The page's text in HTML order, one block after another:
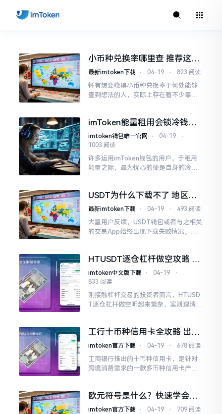
小币种兑换率哪里查 推荐这4
个实用渠道
最新imtoken下载 ⋅ 04-19 ⋅ 823 阅读
怀有想要晓得小币种兑换率于何处能够
查到想法的人，实际上存在着不少靠谱
imToken能量租用会锁冷钱包
吗 实测真相
imtoken钱包唯一官网 ⋅ 04-19
⋅
1003 阅读
许多运用imToken钱包的用户，于租用
能量之际，最为忧心的便是自身的冷钱
“钱包控制权”这两个概念。简言之
USDT为什么下载不了 地区限
制和系统版本是主因
最新imtoken下载 ⋅ 04-19 ⋅ 493 阅读
大量用户反馈，USDT钱包或者与之相关
的交易App始终出现下载失败情况，这
有所关联
HTUSDT逐仓杠杆做空攻略 手
把手教你操作
imtoken中文版下载 ⋅ 04-19
⋅
833 阅读
刚接触杠杆交易的投资者而言，HTUSD
T逐仓杠杆做空听起来繁杂，实则理清原
做空核心是“借币卖出、低价买回”。
工行十币种信用卡全攻略 出国
留学海淘必备
imtoken官方下载 ⋅ 04-19 ⋅ 678 阅读
工商银行推出的十币种信用卡，是针对
跨境消费需求的一款多币种信用卡产
付约1.5%的货币转换费。
欧元符号是什么？快速学会输
入欧元币种符号
imtoken官方下载 ⋅ 04-19 ⋅ 709 阅读